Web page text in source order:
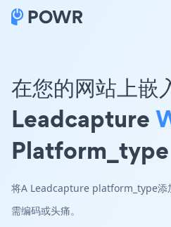
在您的网站上嵌
Leadcapture
Platform_type
将A Leadcapture platform_type添
需编码或头痛。